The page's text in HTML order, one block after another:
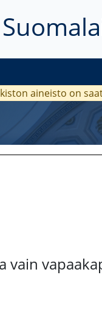
aineisto on
vain